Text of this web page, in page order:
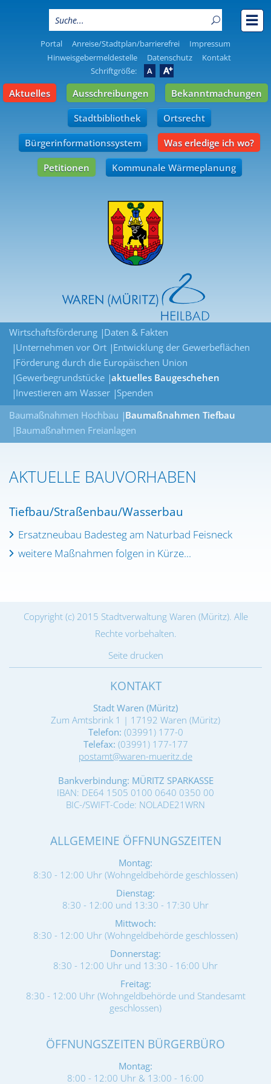
Portal Anreise/Stadtplan/barrierefrei
Impressum
Hinweisgebermeldestelle
Datenschutz
Kontakt
Schriftgröße:
A A
Aktuelles Ausschreibungen Bekanntmachungen
Stadtbibliothek Ortsrecht
Bürgerinformationssystem Was erledige ich wo?
Petitionen Kommunale Wärmeplanung
Wirtschaftsförderung Daten & Fakten
Unternehmen vor Ort Entwicklung der Gewerbeflächen
Förderung durch die Europäischen Union
Gewerbegrundstücke aktuelles Baugeschehen
Investieren am Wasser Spenden
Baumaßnahmen Hochbau
Baumaßnahmen Tiefbau
Baumaßnahmen Freianlagen
AKTUELLE BAUVORHABEN
Tiefbau/Straßenbau/Wasserbau
Ersatzneubau Badesteg am Naturbad Feisneck
weitere Maßnahmen folgen in Kürze...
Copyright (c) 2015 Stadtverwaltung Waren (Müritz). Alle
Rechte vorbehalten.
Seite drucken
KONTAKT
Stadt Waren (Müritz)
Zum Amtsbrink 1 | 17192 Waren (Müritz)
Telefon: (03991) 177-0
Telefax: (03991) 177-177
postamt@waren-mueritz.de
Bankverbindung: MÜRITZ SPARKASSE
IBAN: DE64 1505 0100 0640 0350 00
BIC-/SWIFT-Code: NOLADE21WRN
ALLGEMEINE ÖFFNUNGSZEITEN
Montag:
8:30 - 12:00 Uhr (Wohngeldbehörde geschlossen)
Dienstag:
8:30 - 12:00 und 13:30 - 17:30 Uhr
Mittwoch:
8:30 - 12:00 Uhr (Wohngeldbehörde geschlossen)
Donnerstag:
8:30 - 12:00 Uhr und 13:30 - 16:00 Uhr
Freitag:
8:30 - 12:00 Uhr (Wohngeldbehörde und Standesamt
geschlossen)
ÖFFNUNGSZEITEN BÜRGERBÜRO
Montag:
8:00 - 12:00 Uhr & 13:00 - 16:00